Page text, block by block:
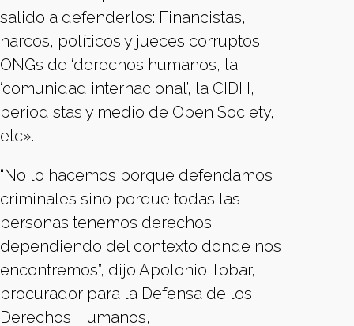
salido a defenderlos: Financistas,
narcos, políticos y jueces corruptos,
ONGs de ‘derechos humanos’, la
‘comunidad internacional’, la CIDH,
periodistas y medio de Open Society,
etc».
“No lo hacemos porque defendamos
criminales sino porque todas las
personas tenemos derechos
dependiendo del contexto donde nos
encontremos”, dijo Apolonio Tobar,
procurador para la Defensa de los
Derechos Humanos,